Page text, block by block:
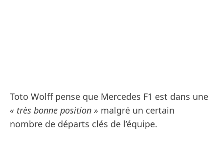
Toto Wolff pense que Mercedes F1 est dans une
« très bonne position » malgré un certain
nombre de départs clés de l’équipe.